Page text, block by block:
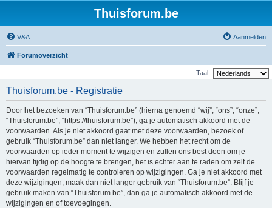
Thuisforum.be
V&A Aanmelden
Forumoverzicht
Taal:
Thuisforum.be - Registratie
Door het bezoeken van “Thuisforum.be” (hierna genoemd “wij”, “ons”, “onze”,
“Thuisforum.be”, “https://thuisforum.be”), ga je automatisch akkoord met de
voorwaarden. Als je niet akkoord gaat met deze voorwaarden, bezoek of
gebruik “Thuisforum.be” dan niet langer. We hebben het recht om de
voorwaarden op ieder moment te wijzigen en zullen ons best doen om je
hiervan tijdig op de hoogte te brengen, het is echter aan te raden om zelf de
voorwaarden regelmatig te controleren op wijzigingen. Ga je niet akkoord met
deze wijzigingen, maak dan niet langer gebruik van “Thuisforum.be”. Blijf je
gebruik maken van “Thuisforum.be”, dan ga je automatisch akkoord met de
wijzigingen en of toevoegingen.